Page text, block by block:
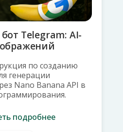
Telegram: AI-
по созданию
генерации
Nano Banana API в
подробнее